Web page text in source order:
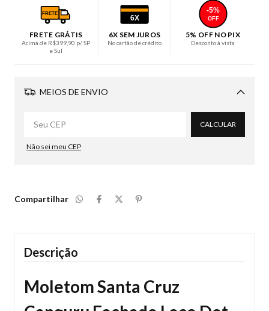
FRETE
FRETE GRÁTIS
Acima de R$399,90 p/ SP
e Sul
6X
6X SEM JUROS
No cartão de crédito
-5%
OFF
5% OFF NO PIX
Desconto à vista
MEIOS DE ENVIO
Alterar CEP
CALCULAR
Não sei meu CEP
Compartilhar
Descrição
Moletom Santa Cruz